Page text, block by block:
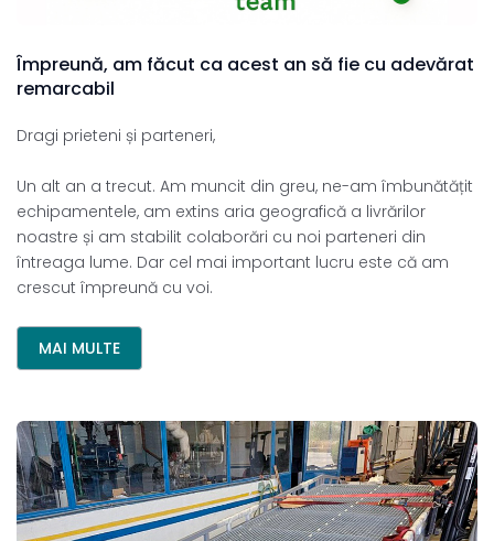
Împreună, am făcut ca acest an să fie cu adevărat
remarcabil
Dragi prieteni și parteneri,
Un alt an a trecut. Am muncit din greu, ne-am îmbunătățit
echipamentele, am extins aria geografică a livrărilor
noastre și am stabilit colaborări cu noi parteneri din
întreaga lume. Dar cel mai important lucru este că am
crescut împreună cu voi.
MAI MULTE